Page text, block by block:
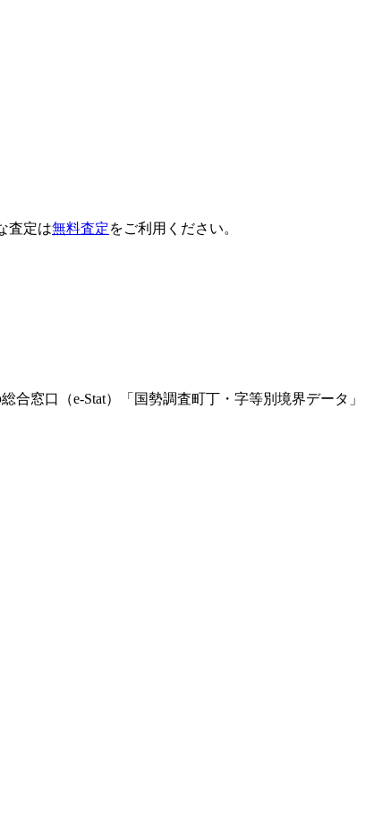
査定は無料査定をご利用ください。
窓口（e-Stat）「国勢調査町丁・字等別境界データ」